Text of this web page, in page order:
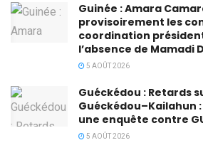
Guinée : Amara
provisoirement les
coordination
l’absence de Mamadi
5 AOÛT 2026
Guéckédou : Retards
Guéckédou–Kailahun
une enquête contre
5 AOÛT 2026